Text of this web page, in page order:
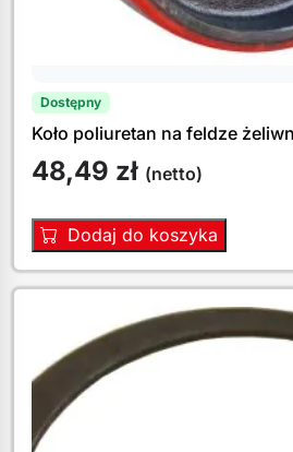
Dostępny
Koło poliuretan na feldze
48,49 zł (netto)
Dodaj do koszyka